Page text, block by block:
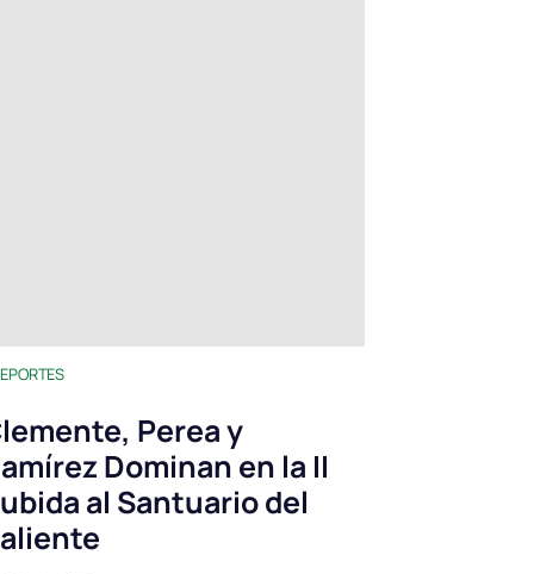
Perea y
Dominan en la II
al Santuario del